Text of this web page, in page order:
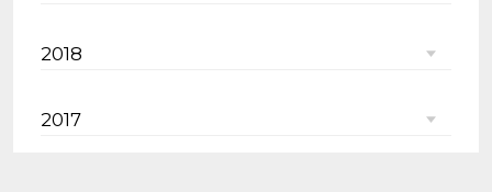
2018
2017